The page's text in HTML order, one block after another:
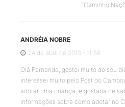
“Caminho
ANDRÉIA NOBRE
24 de abril de 2013 - 11:58
Olá Fernanda, gostei muito do seu
interessei muito pelo Post do
adotar uma criança, e gostaria de
informações sobre como adotar no